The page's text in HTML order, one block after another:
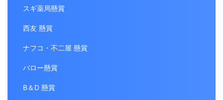
スギ薬局懸賞
西友 懸賞
ナフコ・不二屋 懸賞
バロー懸賞
B＆D 懸賞